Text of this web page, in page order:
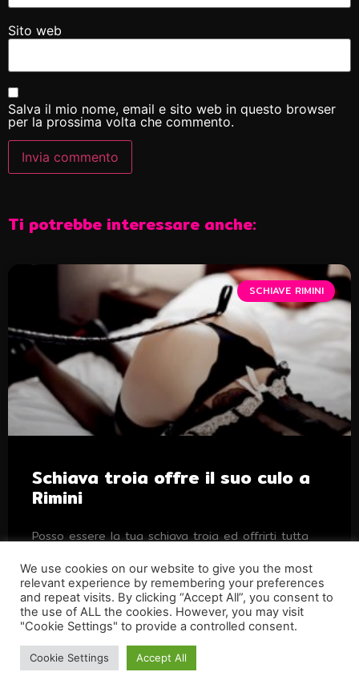
Sito web
Salva il mio nome, email e sito web in questo browser
per la prossima volta che commento.
Ti potrebbe interessare anche:
SCHIAVE RIMINI
Schiava troia offre il suo culo a
Rimini
Posso essere la tua schiava troia ed offrirti tutta
se vuoi dominarmi al 100%.
AnnunciSchiave.com |Privacy Policy
We use cookies on our website to give you the most
relevant experience by remembering your preferences
and repeat visits. By clicking “Accept All”, you consent to
the use of ALL the cookies. However, you may visit
"Cookie Settings" to provide a controlled consent.
Cookie Settings Accept All